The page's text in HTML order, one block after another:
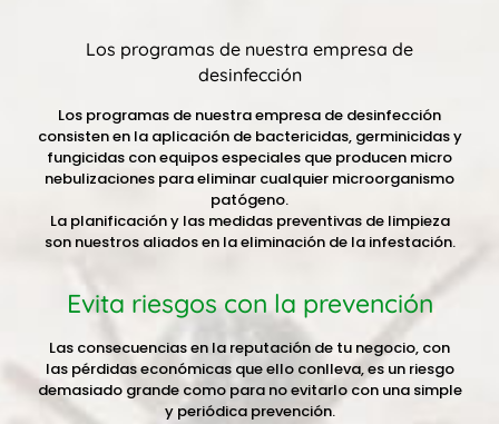
Los programas de nuestra empresa de
desinfección
Los programas de nuestra empresa de desinfección
consisten en la aplicación de bactericidas, germinicidas y
fungicidas con equipos especiales que producen micro
nebulizaciones para eliminar cualquier microorganismo
patógeno.
La planificación y las medidas preventivas de limpieza
son nuestros aliados en la eliminación de la infestación.
Evita riesgos con la prevención
Las consecuencias en la reputación de tu negocio, con
las pérdidas económicas que ello conlleva, es un riesgo
demasiado grande como para no evitarlo con una simple
y periódica prevención.